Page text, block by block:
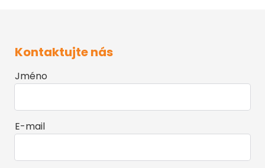
Kontaktujte nás
Jméno
E-mail